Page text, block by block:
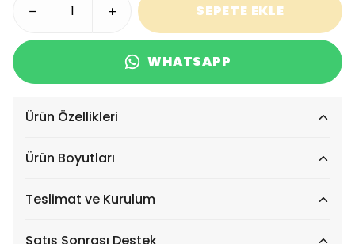
SEPETE EKLE
WHATSAPP
Ürün Özellikleri
Ürün Boyutları
Teslimat ve Kurulum